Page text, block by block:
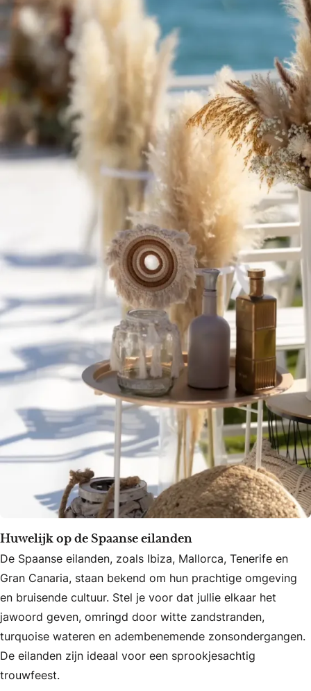
Huwelijk op de Spaanse eilanden
De Spaanse eilanden, zoals Ibiza, Mallorca, Tenerife en
Gran Canaria, staan bekend om hun prachtige omgeving
en bruisende cultuur. Stel je voor dat jullie elkaar het
jawoord geven, omringd door witte zandstranden,
turquoise wateren en adembenemende zonsondergangen.
De eilanden zijn ideaal voor een sprookjesachtig
trouwfeest.